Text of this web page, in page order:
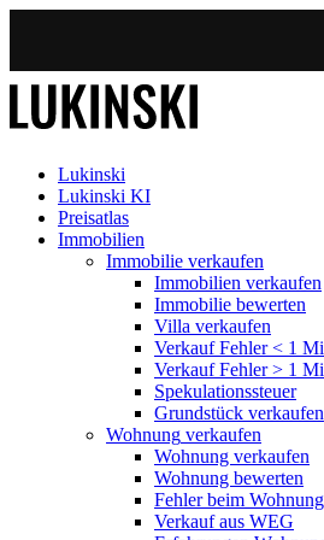
Lukinski
Lukinski KI
Preisatlas
Immobilien
Immobilie verkaufen
Immobilien verkaufen
Immobilie bewerten
Villa verkaufen
Verkauf Fehler < 1
Verkauf Fehler > 1
Spekulationssteuer
Grundstück verkaufen
Wohnung verkaufen
Wohnung verkaufen
Wohnung bewerten
Fehler beim
Verkauf aus WEG